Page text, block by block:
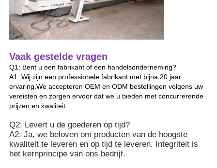
Openslaande raamprofielen
Gevelbekledingsprofielen
Gepolijst aluminium profiel
houten beëindig aluminiumprofielen
Profielen van aluminium
Aluminium extrusieprofielen voor warmteafvoeringen
Vaak gestelde vragen
Q1: Bent u een fabrikant of een handelsonderneming?
A1: Wij zijn een professionele fabrikant met bijna 20 jaar
ervaring.We accepteren OEM en ODM bestellingen volgens uw
vereisten en zorgen ervoor dat we u bieden met concurrerende
prijzen en kwaliteit.
Q2: Levert u de goederen op tijd?
A2: Ja, we beloven om producten van de hoogste
kwaliteit te leveren en op tijd te leveren. Integriteit is
het kernprincipe van ons bedrijf.